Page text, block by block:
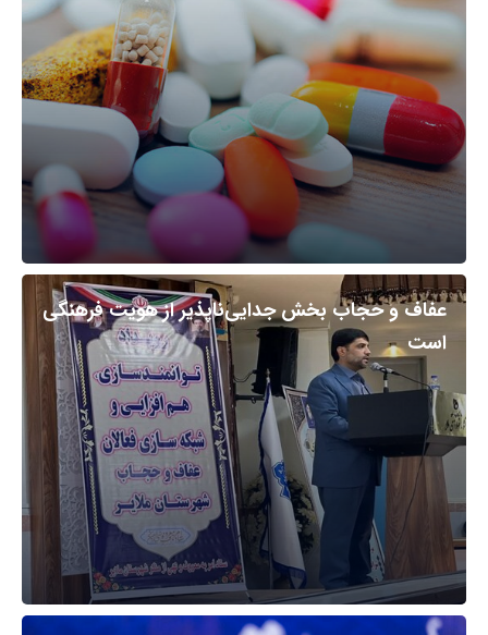
عفاف و حجاب بخش جدایی‌ناپذیر از هویت فرهنگی
است